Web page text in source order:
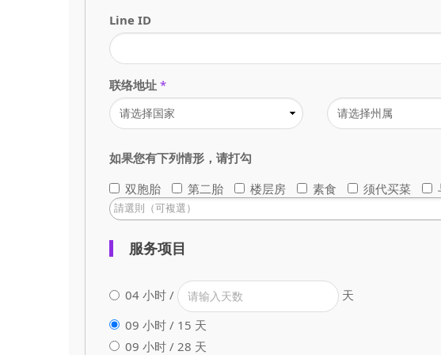
Line ID
联络地址 *
如果您有下列情形，请打勾
双胞胎
第二胎 楼层房 素食 须代买菜
服务项目
04 小时 /
天
09 小时 / 15 天
09 小时 / 28 天